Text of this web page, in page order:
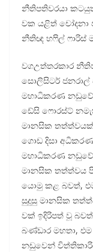
නීති­ප­ති­ව­රයා
වක යළිත් චෝදනා
නීතිඥ හෆිල් ෆාරිස්
වග­උ­ත්ත­ර­කාර
සොලි­සි­ටර්
මහා­ධි­ක­රණ
ඩේසි ෆොරස්ට්
මාන­සික
ගොඩ දිසා
මහා­ධි­ක­රණ
මාන­සික තත්ත්වය
යොමු කළ බවත්,
සුදුසු මාන­සික
වක් ඉදි­රි­පත් වූ
බණ්ඩාර මහතා,
නඩු­වෙන්